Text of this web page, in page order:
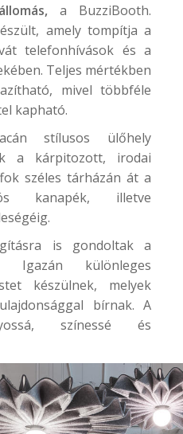
a BuzziBooth.
amely tompítja a
telefonhívások és a
Teljes mértékben
mivel többféle
kapható.
stílusos ülőhely
a kárpitozott, irodai
széles tárházán át a
kanapék, illetve
is gondoltak a
Igazán különleges
készülnek, melyek
bírnak. A
színessé és